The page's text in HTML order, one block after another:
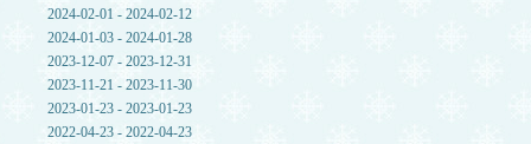
2024-02-01 - 2024-02-12
2024-01-03 - 2024-01-28
2023-12-07 - 2023-12-31
2023-11-21 - 2023-11-30
2023-01-23 - 2023-01-23
2022-04-23 - 2022-04-23